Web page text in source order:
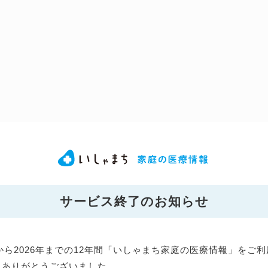
サービス終了のお知らせ
ら2026年までの12年間「いしゃまち家庭の医療情報」をご
りがとうございました。